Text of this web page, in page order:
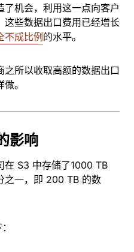
机会，利用这一点向客户
这些数据出口费用已经增长
不成比例的水平。
之所以收取高额的数据出口
。
影响
在 S3 中存储了1000 TB
之一，即 200 TB 的数